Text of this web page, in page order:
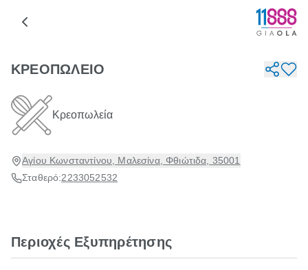
ΚΡΕΟΠΩΛΕΙΟ
Κρεοπωλεία
Αγίου Κωνσταντίνου, Μαλεσίνα, Φθιώτιδα, 35001
Σταθερό:2233052532
Περιοχές Εξυπηρέτησης